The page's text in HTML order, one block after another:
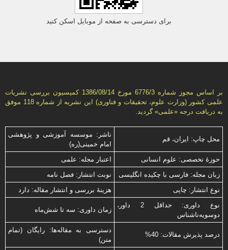
برای دسترسی به صفحه از موبایل اسکن کنید
بر اساس مجوز شماره 6776/3 مورخ 1386/08/14 كمیسیون بررسى نشریات
علمى كشور (وزارت علوم، تحقیقات و فناورى) این نشریه از شماره 118 موفق
به دریافت درجه «علمى» گردید.
محل چاپ: ایران، قم
ناشر: موسسه آموزشی و پژوهشی
امام خمینی(ره)
حوزۀ تخصصی: علوم انسانی
اعتبار مجله: علمی
زبان مجله: فارسی با چكیده انگلیسی
نوبت انتشار: فصل نامه
نوع انتشار: چاپی
هزینۀ بررسی و انتشار مقاله: دارد
نوع داوری: حداقل 2 داور،
دوسویه‌ناشناس
زمان داوری: سه تا شش‌ماه
درصد پذیرش مقالات: 40%
دسترسی به مقاله‌ها: رایگان (تمام
متن)